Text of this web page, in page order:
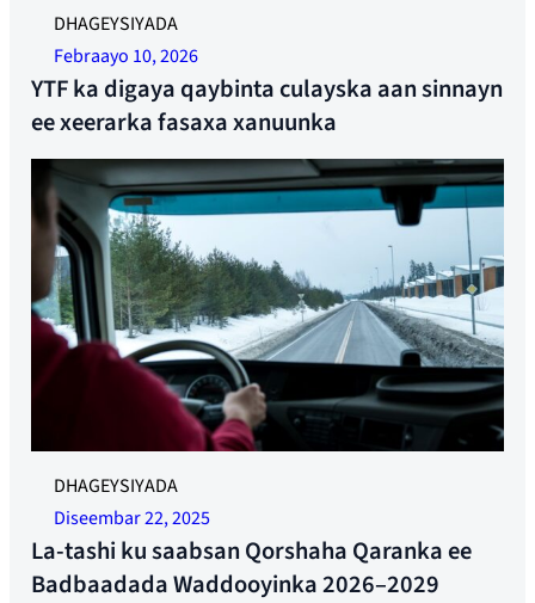
Sawir sawir leh.
DHAGEYSIYADA
Febraayo 10, 2026
YTF ka digaya qaybinta culayska aan sinnayn
ee xeerarka fasaxa xanuunka
Meelo nasasho oo dheeraad ah oo 24 saacadood ah ayaa
hadda la dhisayaa. Sawir: Jonas Ruud
DHAGEYSIYADA
Diseembar 22, 2025
La-tashi ku saabsan Qorshaha Qaranka ee
Badbaadada Waddooyinka 2026–2029